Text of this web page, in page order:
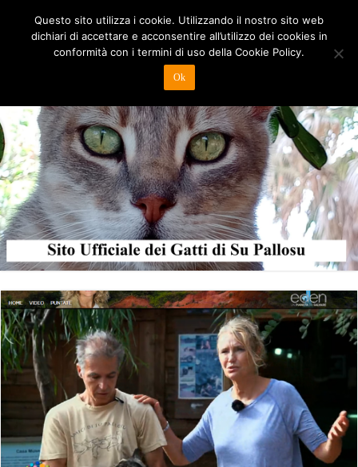
Questo sito utilizza i cookie. Utilizzando il nostro sito web
dichiari di accettare e acconsentire all’utilizzo dei cookies in
conformità con i termini di uso della Cookie Policy.
Ok